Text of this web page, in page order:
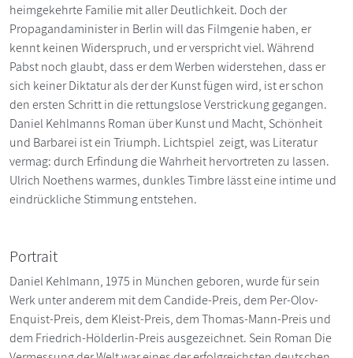
heimgekehrte Familie mit aller Deutlichkeit. Doch der
Propagandaminister in Berlin will das Filmgenie haben, er
kennt keinen Widerspruch, und er verspricht viel. Während
Pabst noch glaubt, dass er dem Werben widerstehen, dass er
sich keiner Diktatur als der der Kunst fügen wird, ist er schon
den ersten Schritt in die rettungslose Verstrickung gegangen.
Daniel Kehlmanns Roman über Kunst und Macht, Schönheit
und Barbarei ist ein Triumph. Lichtspiel zeigt, was Literatur
vermag: durch Erfindung die Wahrheit hervortreten zu lassen.
Ulrich Noethens warmes, dunkles Timbre lässt eine intime und
eindrückliche Stimmung entstehen.
Portrait
Daniel Kehlmann, 1975 in München geboren, wurde für sein
Werk unter anderem mit dem Candide-Preis, dem Per-Olov-
Enquist-Preis, dem Kleist-Preis, dem Thomas-Mann-Preis und
dem Friedrich-Hölderlin-Preis ausgezeichnet. Sein Roman Die